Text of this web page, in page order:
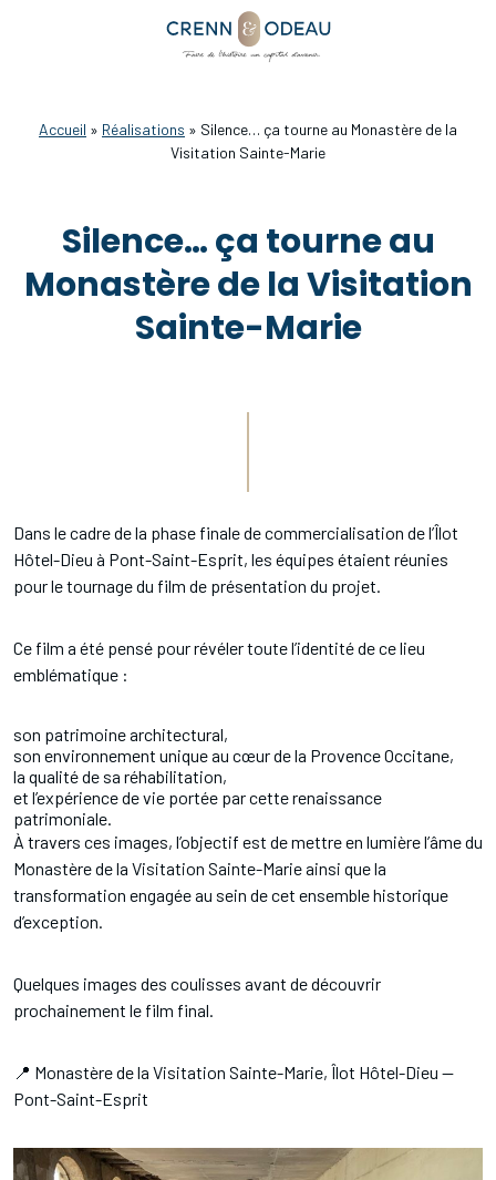
Accueil » Réalisations » Silence… ça tourne au Monastère de la
Visitation Sainte-Marie
Silence… ça tourne au
Monastère de la Visitation
Sainte-Marie
Dans le cadre de la phase finale de commercialisation de l’Îlot
Hôtel-Dieu à Pont-Saint-Esprit, les équipes étaient réunies
pour le tournage du film de présentation du projet.
Ce film a été pensé pour révéler toute l’identité de ce lieu
emblématique :
son patrimoine architectural,
son environnement unique au cœur de la Provence Occitane,
la qualité de sa réhabilitation,
et l’expérience de vie portée par cette renaissance
patrimoniale.
À travers ces images, l’objectif est de mettre en lumière l’âme du
Monastère de la Visitation Sainte-Marie ainsi que la
transformation engagée au sein de cet ensemble historique
d’exception.
Quelques images des coulisses avant de découvrir
prochainement le film final.
📍 Monastère de la Visitation Sainte-Marie, Îlot Hôtel-Dieu —
Pont-Saint-Esprit